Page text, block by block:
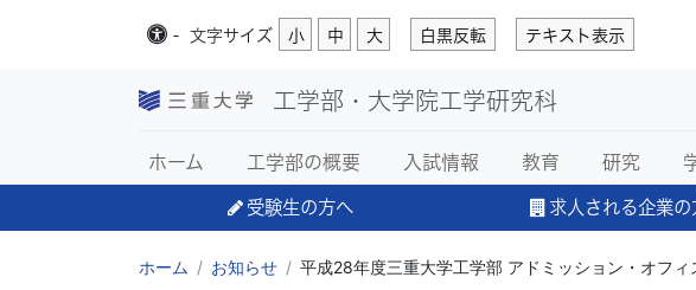
- 文字サイズ 小 中 大 白黒反転 テキスト表示
工学部・大学院工学研究科
ホーム 工学部の概要 入試情報 教育 研究
受験生の方へ 求人される企業の
ホーム お知らせ 平成28年度三重大学工学部 アドミッション・オフ